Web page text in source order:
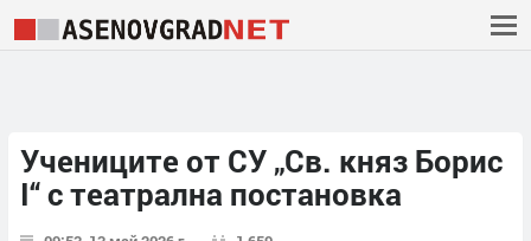
Учениците от СУ „Св. княз Борис
I“ с театрална постановка